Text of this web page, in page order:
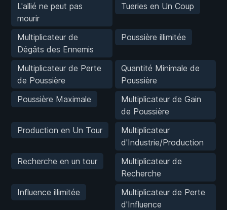
L'allié ne peut pas
mourir
Tueries en Un Coup
Multiplicateur de
Dégâts des Ennemis
Poussière illimitée
Multiplicateur de Perte
de Poussière
Quantité Minimale de
Poussière
Poussière Maximale
Multiplicateur de Gain
de Poussière
Production en Un Tour
Multiplicateur
d'Industrie/Production
Recherche en un tour
Multiplicateur de
Recherche
Influence illimitée
Multiplicateur de Perte
d'Influence